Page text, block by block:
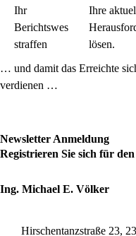
Ihr
Berichtswesen
straffen
Ihre
lösen.
… und damit das Erreichte
verdienen …
Newsletter Anmeldung
Registrieren Sie sich für
Ing. Michael E. Völker
Hirschentanzstraße 23,